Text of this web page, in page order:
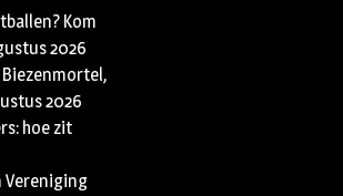
Kom
2026
2026
hoe zit
Vereniging